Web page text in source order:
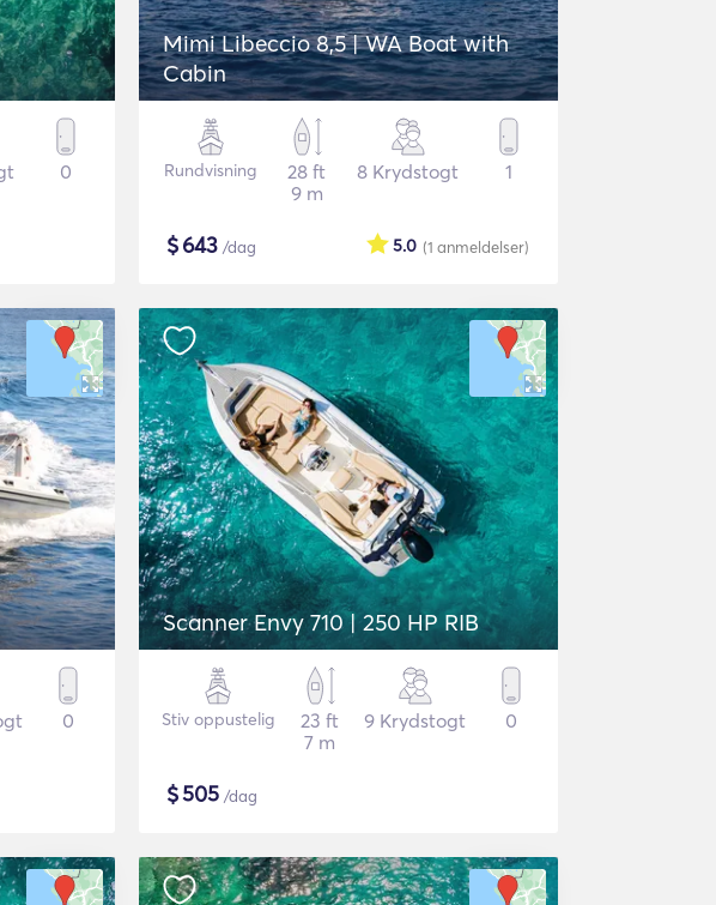
0
Mimi Libeccio 8,5 | WA Boat with
Cabin
Rundvisning
28 ft
9 m
8 Krydstogt 1
$643 /dag (1 anmeldelser)
5.0
0
Scanner Envy 710 | 250 HP RIB
Stiv oppustelig
23 ft
7 m
9 Krydstogt 0
$505 /dag